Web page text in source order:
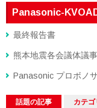
Panasonic-
最終報告書
熊本地震各会議体議
Panasonic プロボノ
話題の記事 カテゴ